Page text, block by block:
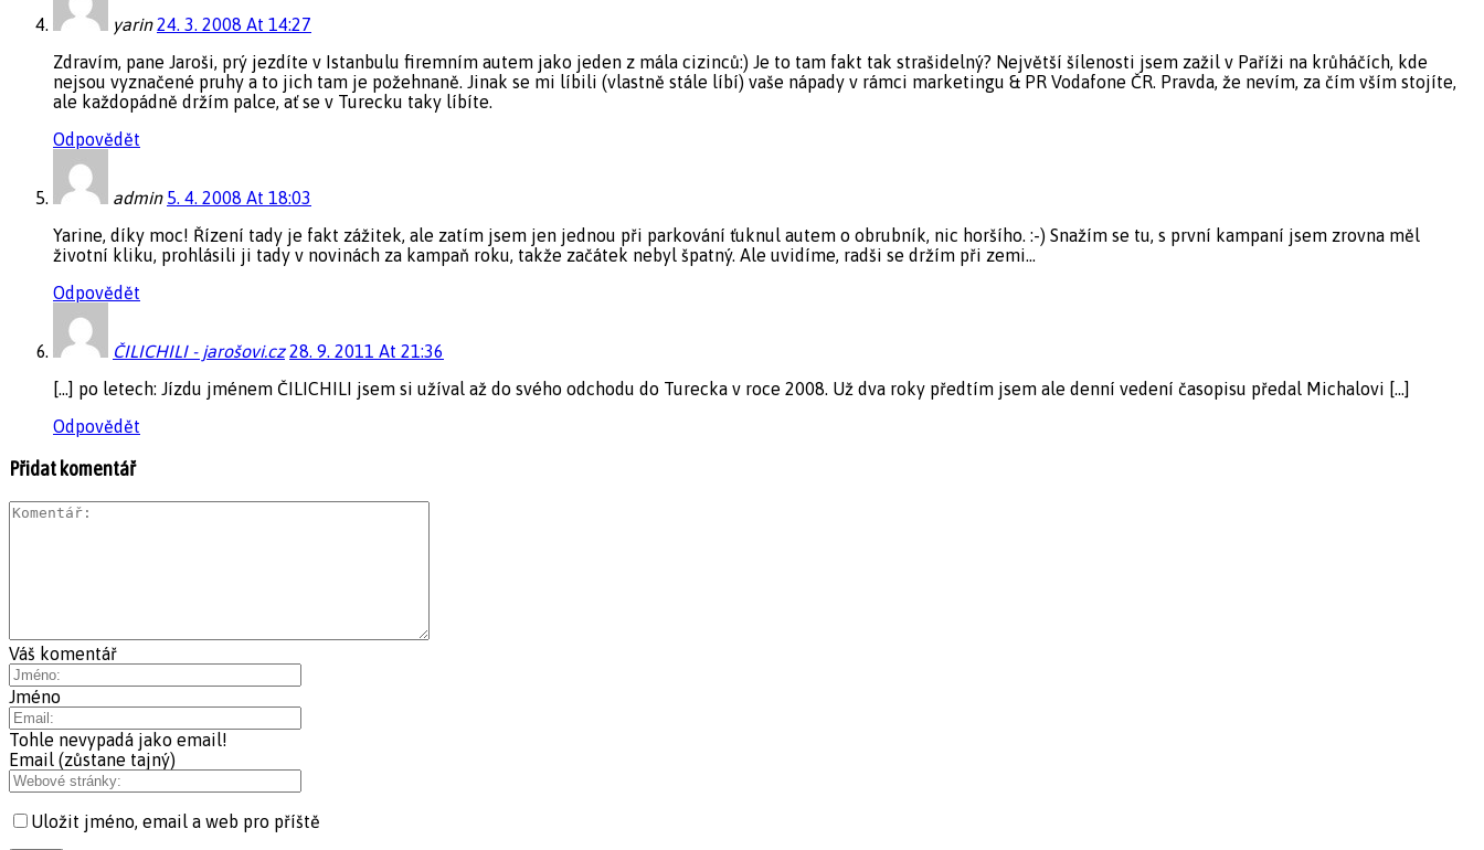
yarin 24. 3. 2008 At 14:27
Zdravím, pane Jaroši, prý jezdíte v Istanbulu firemním autem jako jeden z mála cizinců:) Je to tam fakt tak strašidelný? Největší šílenosti jsem zažil v Paříži na krůháčích, kde
nejsou vyznačené pruhy a to jich tam je požehnaně. Jinak se mi líbili (vlastně stále líbí) vaše nápady v rámci marketingu & PR Vodafone ČR. Pravda, že nevím, za čím vším stojíte,
ale každopádně držím palce, ať se v Turecku taky líbíte.
Odpovědět
admin 5. 4. 2008 At 18:03
Yarine, díky moc! Řízení tady je fakt zážitek, ale zatím jsem jen jednou při parkování ťuknul autem o obrubník, nic horšího. :-) Snažím se tu, s první kampaní jsem zrovna měl
životní kliku, prohlásili ji tady v novinách za kampaň roku, takže začátek nebyl špatný. Ale uvidíme, radši se držím při zemi…
Odpovědět
ČILICHILI - jarošovi.cz 28. 9. 2011 At 21:36
[…] po letech: Jízdu jménem ČILICHILI jsem si užíval až do svého odchodu do Turecka v roce 2008. Už dva roky předtím jsem ale denní vedení časopisu předal Michalovi […]
Odpovědět
Přidat komentář
Váš komentář
Jméno
Tohle nevypadá jako email!
Email (zůstane tajný)
Uložit jméno, email a web pro příště